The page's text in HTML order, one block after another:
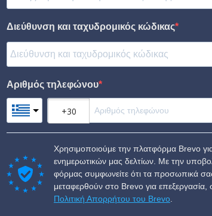
Διεύθυνση και ταχυδρομικός κώδικας
Αριθμός τηλεφώνου
Χρησιμοποιούμε την πλατφόρμα Brevo
ενημερωτικών μας δελτίων. Με την
φόρμας συμφωνείτε ότι τα προσωπικά
μεταφερθούν στο Brevo για
Πολιτική Απορρήτου του Brevo